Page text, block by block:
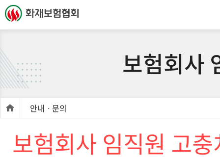
보험회사
안내ㆍ문의
보험회사 임직원 고